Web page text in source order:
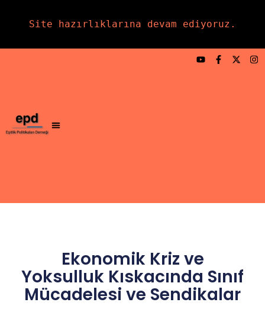
Site hazırlıklarına devam ediyoruz.
Ekonomik Kriz ve
Yoksulluk Kıskacında Sınıf
Mücadelesi ve Sendikalar